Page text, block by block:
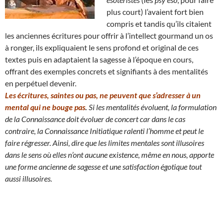
plus court) l’avaient fort bien
compris et tandis qu’ils citaient
les anciennes écritures pour offrir à l’intellect gourmand un os
à ronger, ils expliquaient le sens profond et original de ces
textes puis en adaptaient la sagesse à l’époque en cours,
offrant des exemples concrets et signifiants à des mentalités
en perpétuel devenir.
Les écritures, saintes ou pas, ne peuvent que s’adresser à un
mental qui ne bouge pas. Si les mentalités évoluent, la formulation
de la Connaissance doit évoluer de concert car dans le cas
contraire, la Connaissance Initiatique ralenti l’homme et peut le
faire régresser. Ainsi, dire que les limites mentales sont illusoires
dans le sens où elles n’ont aucune existence, même en nous , apporte
une forme ancienne de sagesse et une satisfaction égotique tout
aussi illusoires.